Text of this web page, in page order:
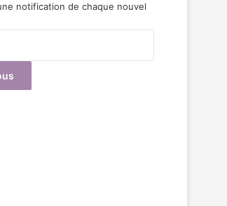
notification de chaque nouvel